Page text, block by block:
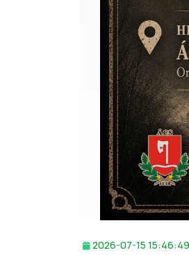
2026-07-15 15:46:49